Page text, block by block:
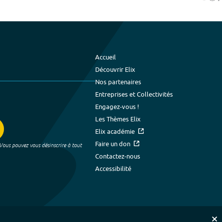
pouvez vous désinscrire à tout
Accueil
Découvrir Elix
Nos partenaires
Entreprises et Collectivités
Engagez-vous !
Les Thèmes Elix
Elix académie
Faire un don
Contactez-nous
Accessibilité